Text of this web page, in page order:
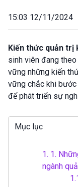
15:03 12/11/2024
Kiến thức quản trị
sinh viên đang
vững những kiến
vững chắc khi
để phát triển sự
Mục lục
1. 1.
ngành